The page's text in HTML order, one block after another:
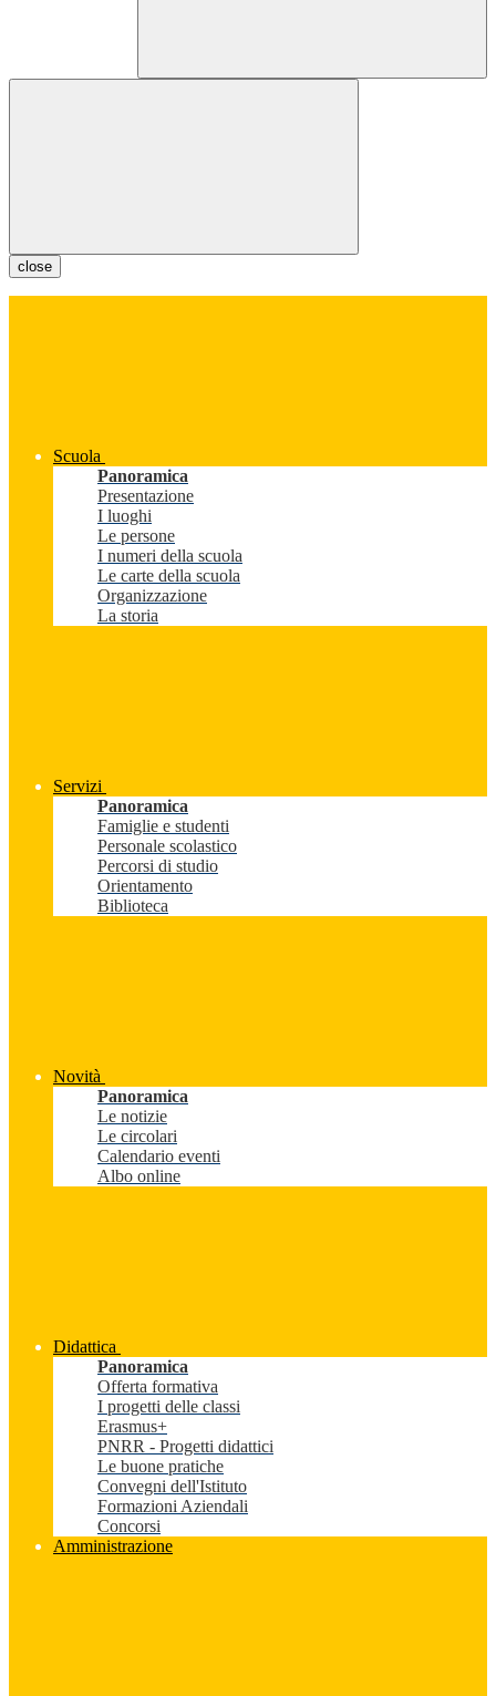
close
Scuola
Panoramica
Presentazione
I luoghi
Le persone
I numeri della scuola
Le carte della scuola
Organizzazione
La storia
Servizi
Panoramica
Famiglie e studenti
Personale scolastico
Percorsi di studio
Orientamento
Biblioteca
Novità
Panoramica
Le notizie
Le circolari
Calendario eventi
Albo online
Didattica
Panoramica
Offerta formativa
I progetti delle classi
Erasmus+
PNRR - Progetti didattici
Le buone pratiche
Convegni dell'Istituto
Formazioni Aziendali
Concorsi
Amministrazione